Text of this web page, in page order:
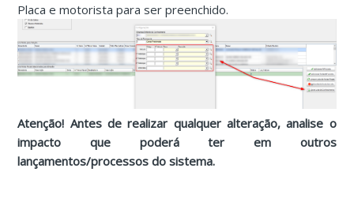
Placa e motorista para ser preenchido.
Atenção! Antes de realizar qualquer alteração, analise o
impacto que poderá ter em outros
lançamentos/processos do sistema.